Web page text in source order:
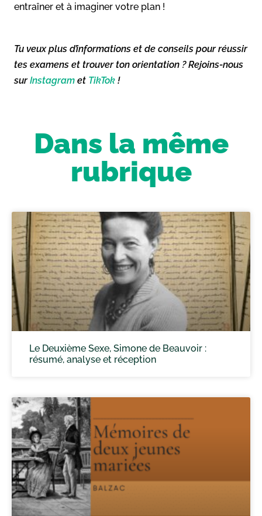
entraîner et à imaginer votre plan !
Tu veux plus d’informations et de conseils pour réussir
tes examens et trouver ton orientation ? Rejoins-nous
surInstagram et TikTok !
Dans la même
rubrique
Le Deuxième Sexe, Simone de Beauvoir :
résumé, analyse et réception